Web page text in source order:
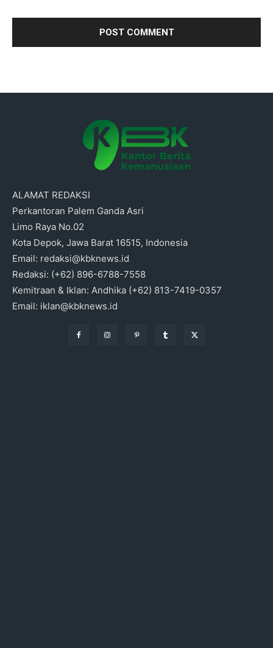
ALAMAT REDAKSI
Perkantoran Palem Ganda Asri
Limo Raya No.02
Kota Depok, Jawa Barat 16515, Indonesia
Email: redaksi@kbknews.id
Redaksi: (+62) 896-6788-7558
Kemitraan & Iklan: Andhika (+62) 813-7419-0357
Email: iklan@kbknews.id